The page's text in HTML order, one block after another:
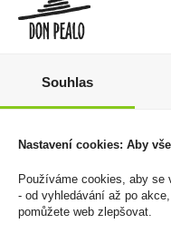
Souhlas
Nastavení cookies: Aby
Používáme cookies, aby se
- od vyhledávání až po
pomůžete web zlepšovat.